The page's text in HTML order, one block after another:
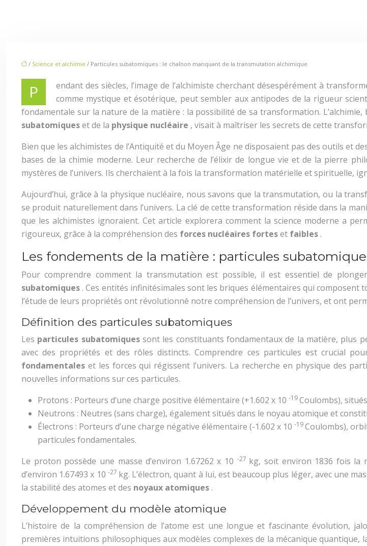
/ Science et alchimie / Particules subatomiques : le chaînon manquant de la transmutation alchimique
P
endant des siècles, l’image de l’alchimiste cherchant désespérément à
comme mystique et ésotérique, peut sembler aux antipodes de la rigueur
fondamentale sur la nature de la matière : la possibilité de sa transformation.
subatomiqueset de la physique nucléaire , visait à maîtriser les secrets de cette
Bien que les alchimistes de l’Antiquité et du Moyen Âge ne disposaient pas des outils et
bases de la chimie moderne. Leur recherche de l’élixir de longue vie et de la pierre
mystères de l’univers. Ils cherchaient à la fois la transformation matérielle et spirituelle,
Aujourd’hui, grâce à la physique nucléaire, nous savons que la transmutation, ou la
se produit naturellement dans l’univers. La clé de cette transformation réside dans la
que les alchimistes ignoraient. Cet article explorera comment la science moderne a
rigoureux, grâce à la compréhension des forces nucléaires forteset faibles .
Les fondements de la matière : particules
Pour comprendre comment la transmutation est possible, il est essentiel de
subatomiques . Ces entités infinitésimales sont les briques élémentaires qui
l’étude de leurs propriétés ont révolutionné notre compréhension de l’univers, et ont
Définition des particules subatomiques
Les particules subatomiquessont les constituants fondamentaux de la matière, plus
avec des propriétés et des rôles distincts. Comprendre ces particules est crucial
fondamentales et les forces qui régissent l’univers. La recherche en physique des
nouvelles informations sur ces particules.
Protons : Porteurs d’une charge positive élémentaire (+1.602 x 10 -19Coulombs),
Neutrons : Neutres (sans charge), également situés dans le noyau atomique et
Électrons : Porteurs d’une charge négative élémentaire (-1.602 x 10 -19Coulombs),
particules fondamentales.
Le proton possède une masse d’environ 1.67262 x 10 -27 kg, soit environ 1836 fois la
d’environ 1.67493 x 10 -27 kg. L’électron, quant à lui, est beaucoup plus léger, avec une
la stabilité des atomes et des noyaux atomiques .
Développement du modèle atomique
L’histoire de la compréhension de l’atome est une longue et fascinante évolution,
premières intuitions philosophiques aux modèles complexes de la mécanique quantique,